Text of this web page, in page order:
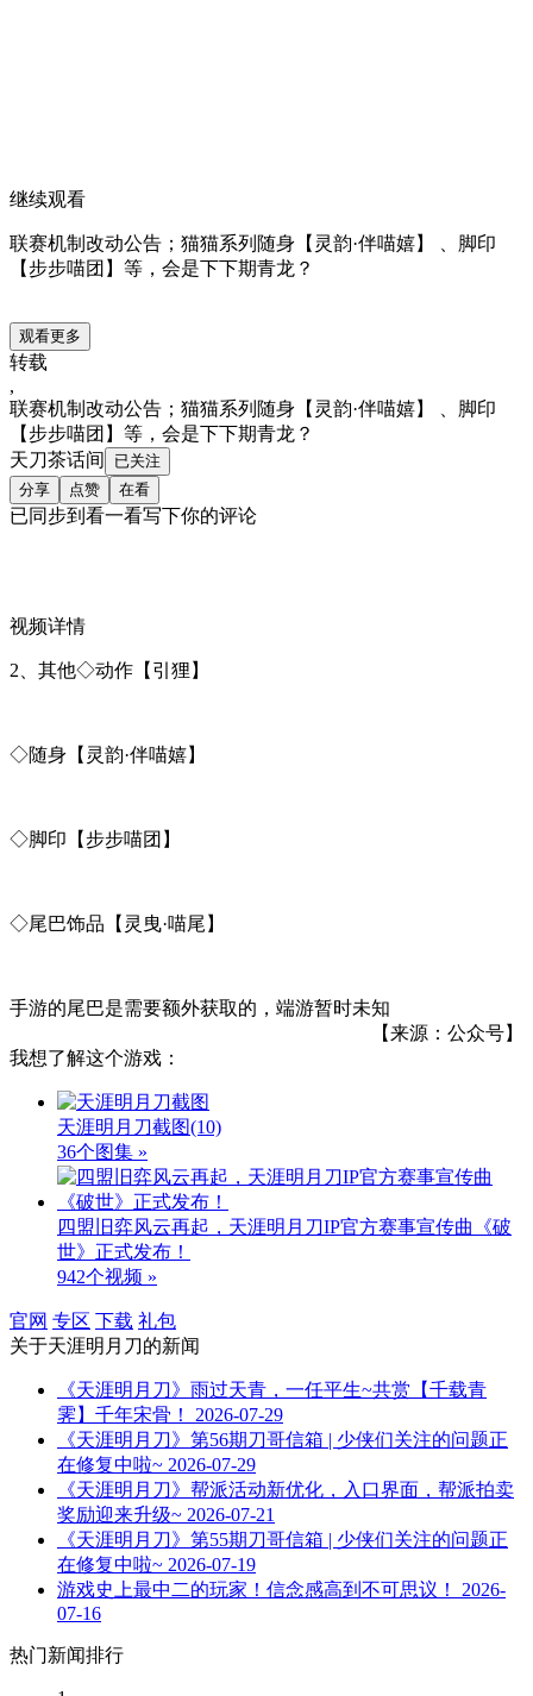
继续观看
联赛机制改动公告；猫猫系列随身【灵韵·伴喵嬉】 、脚印
【步步喵团】等，会是下下期青龙？
观看更多
转载
,
联赛机制改动公告；猫猫系列随身【灵韵·伴喵嬉】 、脚印
【步步喵团】等，会是下下期青龙？
天刀茶话间
已关注
分享
点赞 在看
已同步到看一看写下你的评论
视频详情
2、其他◇动作【引狸】
◇随身【灵韵·伴喵嬉】
◇脚印【步步喵团】
◇尾巴饰品【灵曳·喵尾】
手游的尾巴是需要额外获取的，端游暂时未知
【来源：公众号】
我想了解这个游戏：
天涯明月刀截图(10)
36个图集 »
四盟旧弈风云再起，天涯明月刀IP官方赛事宣传曲《破
世》正式发布！
942个视频 »
官网 专区 下载 礼包
关于天涯明月刀的新闻
《天涯明月刀》雨过天青，一任平生~共赏【千载青
霁】千年宋骨！
2026-07-29
《天涯明月刀》第56期刀哥信箱 | 少侠们关注的问题正
在修复中啦~ 2026-07-29
《天涯明月刀》帮派活动新优化，入口界面，帮派拍卖
奖励迎来升级~ 2026-07-21
《天涯明月刀》第55期刀哥信箱 | 少侠们关注的问题正
在修复中啦~ 2026-07-19
游戏史上最中二的玩家！信念感高到不可思议！
2026-
07-16
热门新闻排行